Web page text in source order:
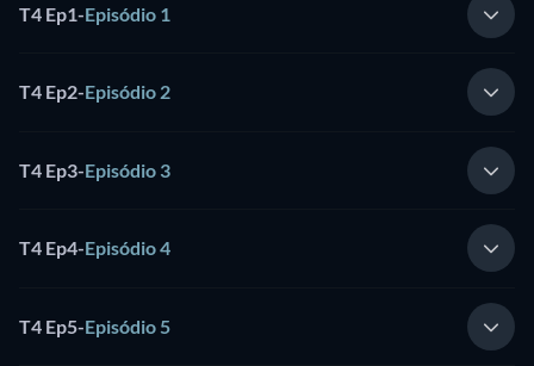
T4 Ep1-Episódio 1
T4 Ep2-Episódio 2
T4 Ep3-Episódio 3
T4 Ep4-Episódio 4
T4 Ep5-Episódio 5